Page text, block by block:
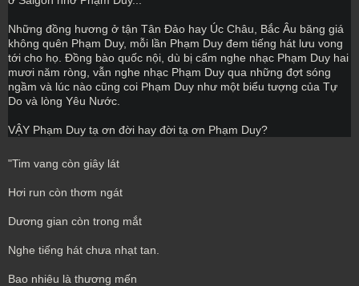
Những đồng hương ở tận Tân Đảo hay Úc Châu, Bắc Âu băng giá
không quên Phạm Duy, mỗi lần Phạm Duy đem tiếng hát lưu vong
tới cho họ. Đồng bào quốc nội, dù bị cấm nghe nhạc Phạm Duy hai
mươi năm ròng, vẫn nghe nhạc Phạm Duy qua những đợt sóng
ngầm và lúc nào cũng coi Phạm Duy như một biểu tượng của Tự
Do và lòng Yêu Nước.
VẬY Phạm Duy tạ ơn đời hay đời tạ ơn Phạm Duy?
"Tim vang còn giây lát
Hơi run còn thơm ngát
Dương gian còn trong mắt
Nghe tiếng hát chưa nhạt tan.
Bao nhiêu là thương mến